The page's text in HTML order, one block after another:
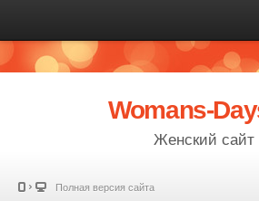
Womans-
Женский сайт
Полная версия сайта